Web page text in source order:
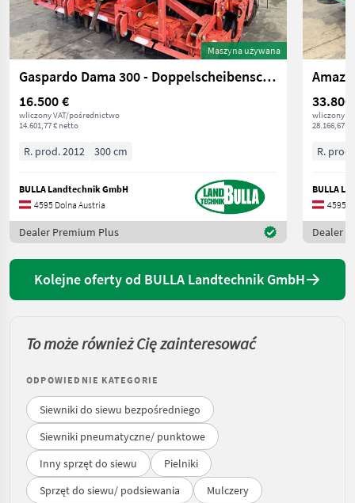
Maszyna używana
Gaspardo Dama 300 - Doppelscheibenschar
16.500 €
wliczony VAT/pośrednictwo
14.601,77 € netto
R. prod. 2012 300 cm
BULLA Landtechnik GmbH
4595 Dolna Austria
Dealer Premium Plus
33.800
wliczony
28.166,67 €
R.
BULLA
4595
Dealer
Kolejne oferty od BULLA Landtechnik GmbH
To może również Cię zainteresować
ODPOWIEDNIE KATEGORIE
Siewniki do siewu bezpośredniego
Siewniki pneumatyczne/ punktowe
Inny sprzęt do siewu
Pielniki
Sprzęt do siewu/ podsiewania
Mulczery